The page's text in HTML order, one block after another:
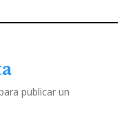
publicar un